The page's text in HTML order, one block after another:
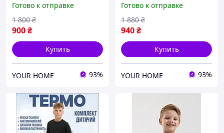
для подростков, детское
спортивное термобелье
для зимы
Готово к отправке
900₴
1 800 ₴
Купить
YOUR HOME 93%
девочек подростков,
теплое термобелье на
девочку
Готово к отправке
940₴
1 880 ₴
Купить
YOUR HOME 93%